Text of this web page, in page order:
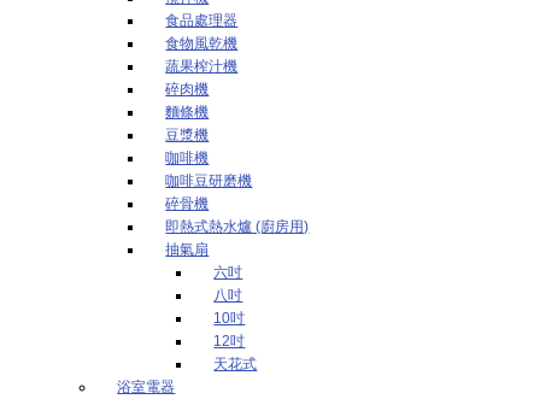
食品處理器
食物風乾機
蔬果榨汁機
碎肉機
麵條機
豆漿機
咖啡機
咖啡豆研磨機
碎骨機
即熱式熱水爐 (廚房用)
抽氣扇
六吋
八吋
10吋
12吋
天花式
浴室電器